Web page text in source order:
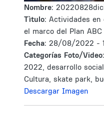
Nombre:
Tìtulo: Actividades en
el marco del Plan
Fecha: 28/08/2022 -
Categorías Foto/Video:
2022, desarrollo
Cultura, skate park,
Descargar Imagen